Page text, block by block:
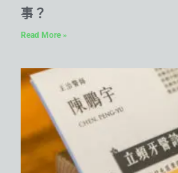
事？
Read More »